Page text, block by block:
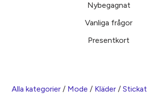
Nybegagnat
Vanliga frågor
Presentkort
Alla kategorier / Mode / Kläder / Stickat